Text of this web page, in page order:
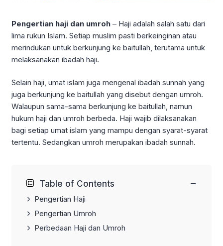
Pengertian haji dan umroh – Haji adalah salah satu dari
lima rukun Islam. Setiap muslim pasti berkeinginan atau
merindukan untuk berkunjung ke baitullah, terutama untuk
melaksanakan ibadah haji.
Selain haji, umat islam juga mengenal ibadah sunnah yang
juga berkunjung ke baitullah yang disebut dengan umroh.
Walaupun sama-sama berkunjung ke baitullah, namun
hukum haji dan umroh berbeda. Haji wajib dilaksanakan
bagi setiap umat islam yang mampu dengan syarat-syarat
tertentu. Sedangkan umroh merupakan ibadah sunnah.
Table of Contents −
Pengertian Haji
Pengertian Umroh
Perbedaan Haji dan Umroh